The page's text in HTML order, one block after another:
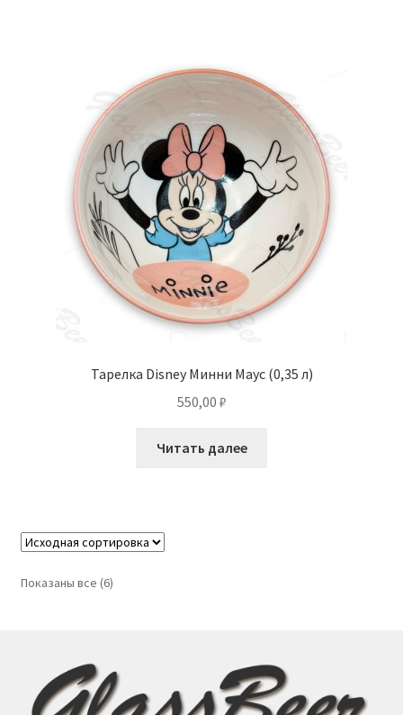
Тарелка Disney Минни Маус (0,35 л)
550,00 ₽
Читать далее
Показаны все (6)